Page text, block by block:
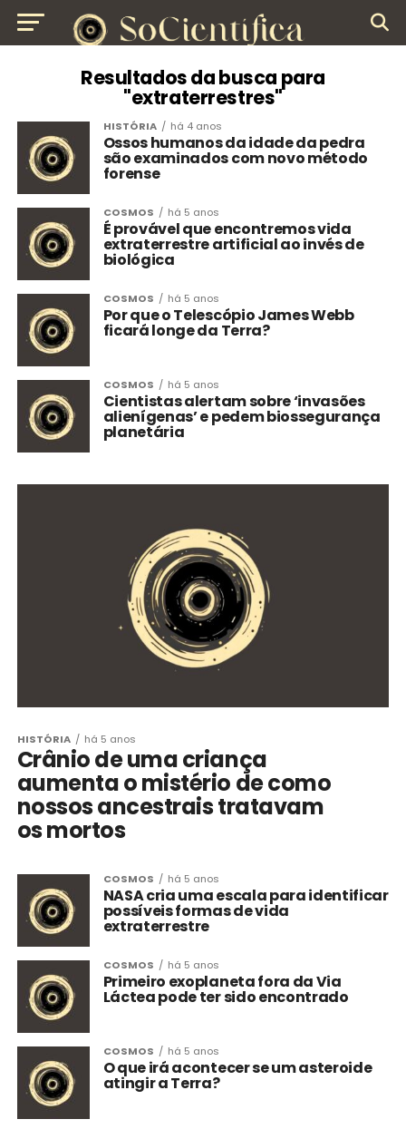
Resultados da busca para
"extraterrestres"
HISTÓRIA há 4 anos
Ossos humanos da idade da pedra
são examinados com novo método
forense
COSMOS há 5 anos
É provável que encontremos vida
extraterrestre artificial ao invés de
biológica
COSMOS há 5 anos
Por que o Telescópio James Webb
ficará longe da Terra?
COSMOS há 5 anos
Cientistas alertam sobre ‘invasões
alienígenas’ e pedem biossegurança
planetária
HISTÓRIA há 5 anos
Crânio de uma criança
aumenta o mistério de como
nossos ancestrais tratavam
os mortos
COSMOS há 5 anos
NASA cria uma escala para identificar
possíveis formas de vida
extraterrestre
COSMOS há 5 anos
Primeiro exoplaneta fora da Via
Láctea pode ter sido encontrado
COSMOS há 5 anos
O que irá acontecer se um asteroide
atingir a Terra?